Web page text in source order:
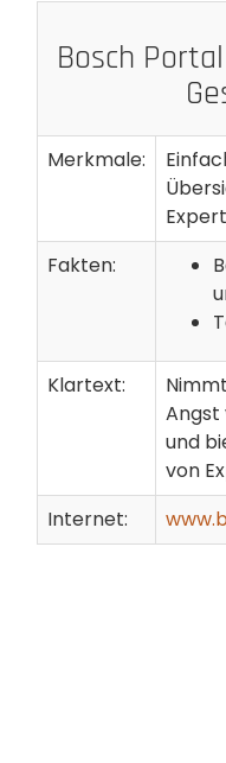
Bosch
Merkmale:
Fakten:
Klartext:
Angst
und
von
Internet: